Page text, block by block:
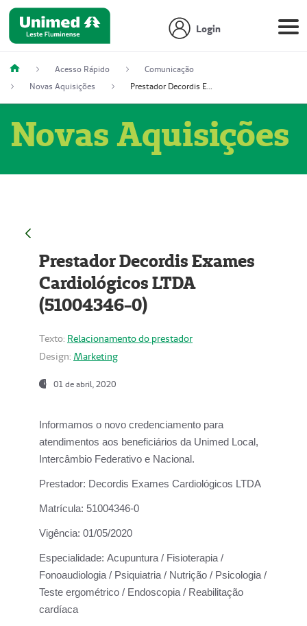
Login
Acesso Rápido
Comunicação
Novas Aquisições
Prestador Decordis Exames Cardiológicos LTDA (51004346-0)
Novas Aquisições
Prestador Decordis Exames
Cardiológicos LTDA
(51004346-0)
Texto: Relacionamento do prestador
Design: Marketing
01 de abril, 2020
Informamos o novo credenciamento para
atendimentos aos beneficiários da Unimed Local,
Intercâmbio Federativo e Nacional.
Prestador: Decordis Exames Cardiológicos LTDA
Matrícula: 51004346-0
Vigência: 01/05/2020
Especialidade: Acupuntura / Fisioterapia /
Fonoaudiologia / Psiquiatria / Nutrição / Psicologia /
Teste ergométrico / Endoscopia / Reabilitação
cardíaca